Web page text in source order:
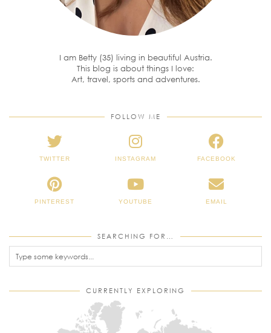
I am Betty (35) living in beautiful Austria.
This blog is about things I love:
Art, travel, sports and adventures.
FOLLOW ME
TWITTER INSTAGRAM FACEBOOK
PINTEREST YOUTUBE EMAIL
SEARCHING FOR…
CURRENTLY EXPLORING